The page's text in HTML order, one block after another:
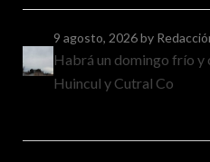
9 agosto, 2026by
Habrá un domingo frío y
Huincul y Cutral Co